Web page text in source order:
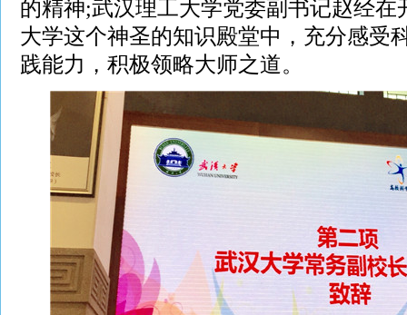
的精神;武汉理工大学党委副书记赵经在
大学这个神圣的知识殿堂中，充分感受
践能力，积极领略大师之道。